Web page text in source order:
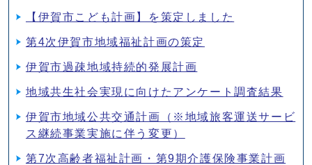
【伊賀市こども計画】を策定しました
第4次伊賀市地域福祉計画の策定
伊賀市過疎地域持続的発展計画
地域共生社会実現に向けたアンケート調査結果
伊賀市地域公共交通計画（※地域旅客運送サービ
ス継続事業実施に伴う変更）
第7次高齢者福祉計画・第9期介護保険事業計画